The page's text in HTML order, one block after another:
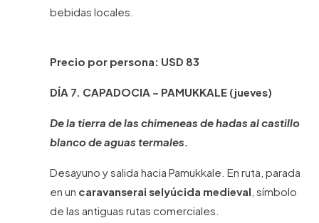
bebidas locales.
Precio por persona: USD 83
DÍA 7. CAPADOCIA – PAMUKKALE (jueves)
De la tierra de las chimeneas de hadas al castillo
blanco de aguas termales.
Desayuno y salida hacia Pamukkale. En ruta, parada
en un caravanserai selyúcida medieval , símbolo
de las antiguas rutas comerciales.